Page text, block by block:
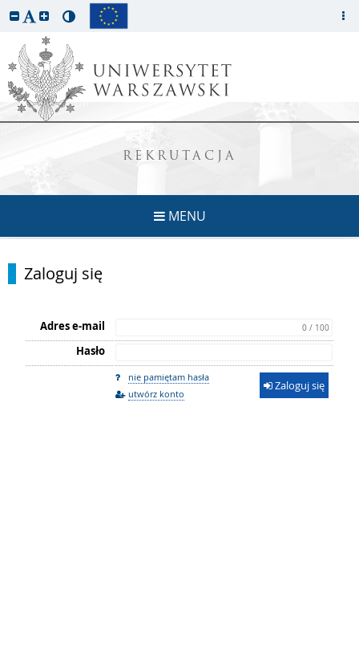
REKRUTACJA
MENU
Zaloguj się
Adres e-mail 0 / 100
Hasło
nie pamiętam hasła
utwórz konto
Zaloguj się